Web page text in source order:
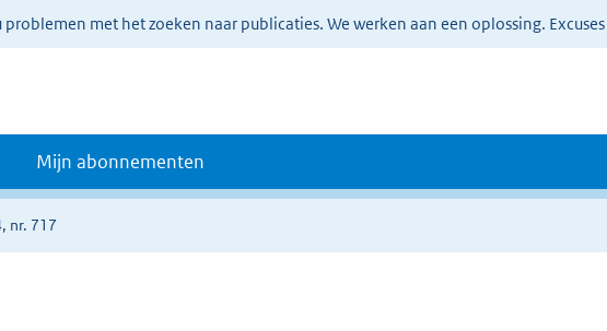
met het zoeken naar publicaties. We werken aan een oplossing.
Mijn abonnementen
nr. 717